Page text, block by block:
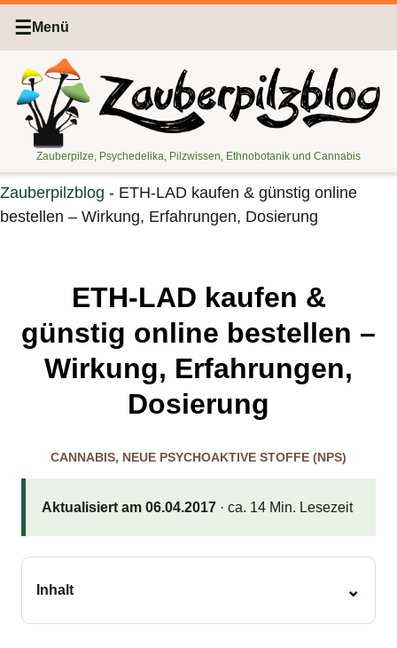
☰ Menü
Zauberpilze, Psychedelika, Pilzwissen, Ethnobotanik und Cannabis
Zauberpilzblog - ETH-LAD kaufen & günstig online
bestellen – Wirkung, Erfahrungen, Dosierung
ETH-LAD kaufen &
günstig online bestellen –
Wirkung, Erfahrungen,
Dosierung
CANNABIS, NEUE PSYCHOAKTIVE STOFFE (NPS)
Aktualisiert am 06.04.2017· ca. 14 Min. Lesezeit
Inhalt